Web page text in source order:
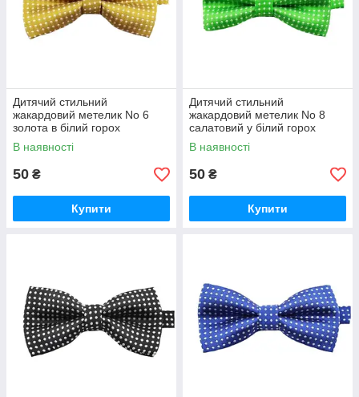
Дитячий стильний
жакардовий метелик No 6
золота в білий горох
В наявності
50 ₴
Купити
Дитячий стильний
жакардовий метелик No 8
салатовий у білий горох
В наявності
50 ₴
Купити